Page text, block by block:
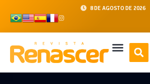
8 DE AGOSTO DE 2026